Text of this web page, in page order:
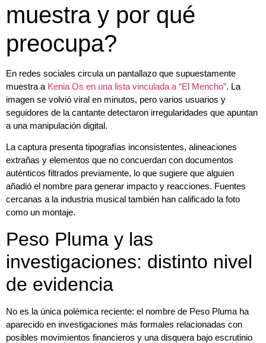
muestra y por qué
preocupa?
En redes sociales circula un pantallazo que supuestamente
muestra a Kenia Os en una lista vinculada a “El Mencho”. La
imagen se volvió viral en minutos, pero varios usuarios y
seguidores de la cantante detectaron irregularidades que apuntan
a una manipulación digital.
La captura presenta tipografías inconsistentes, alineaciones
extrañas y elementos que no concuerdan con documentos
auténticos filtrados previamente, lo que sugiere que alguien
añadió el nombre para generar impacto y reacciones. Fuentes
cercanas a la industria musical también han calificado la foto
como un montaje.
Peso Pluma y las
investigaciones: distinto nivel
de evidencia
No es la única polémica reciente: el nombre de Peso Pluma ha
aparecido en investigaciones más formales relacionadas con
posibles movimientos financieros y una disquera bajo escrutinio